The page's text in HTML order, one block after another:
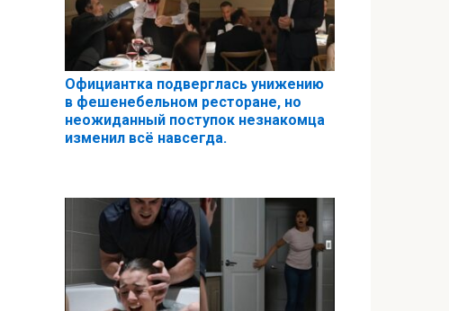
Официантка подверглась унижению
в фешенебельном ресторане, но
неожиданный поступок незнакомца
изменил всё навсегда.